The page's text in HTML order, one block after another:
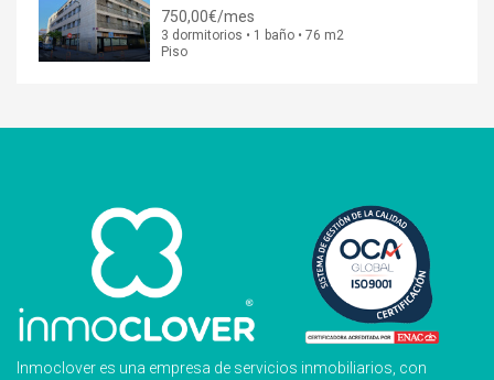
750,00€/mes
3 dormitorios • 1 baño • 76 m2
Piso
Inmoclover es una empresa de servicios inmobiliarios, con